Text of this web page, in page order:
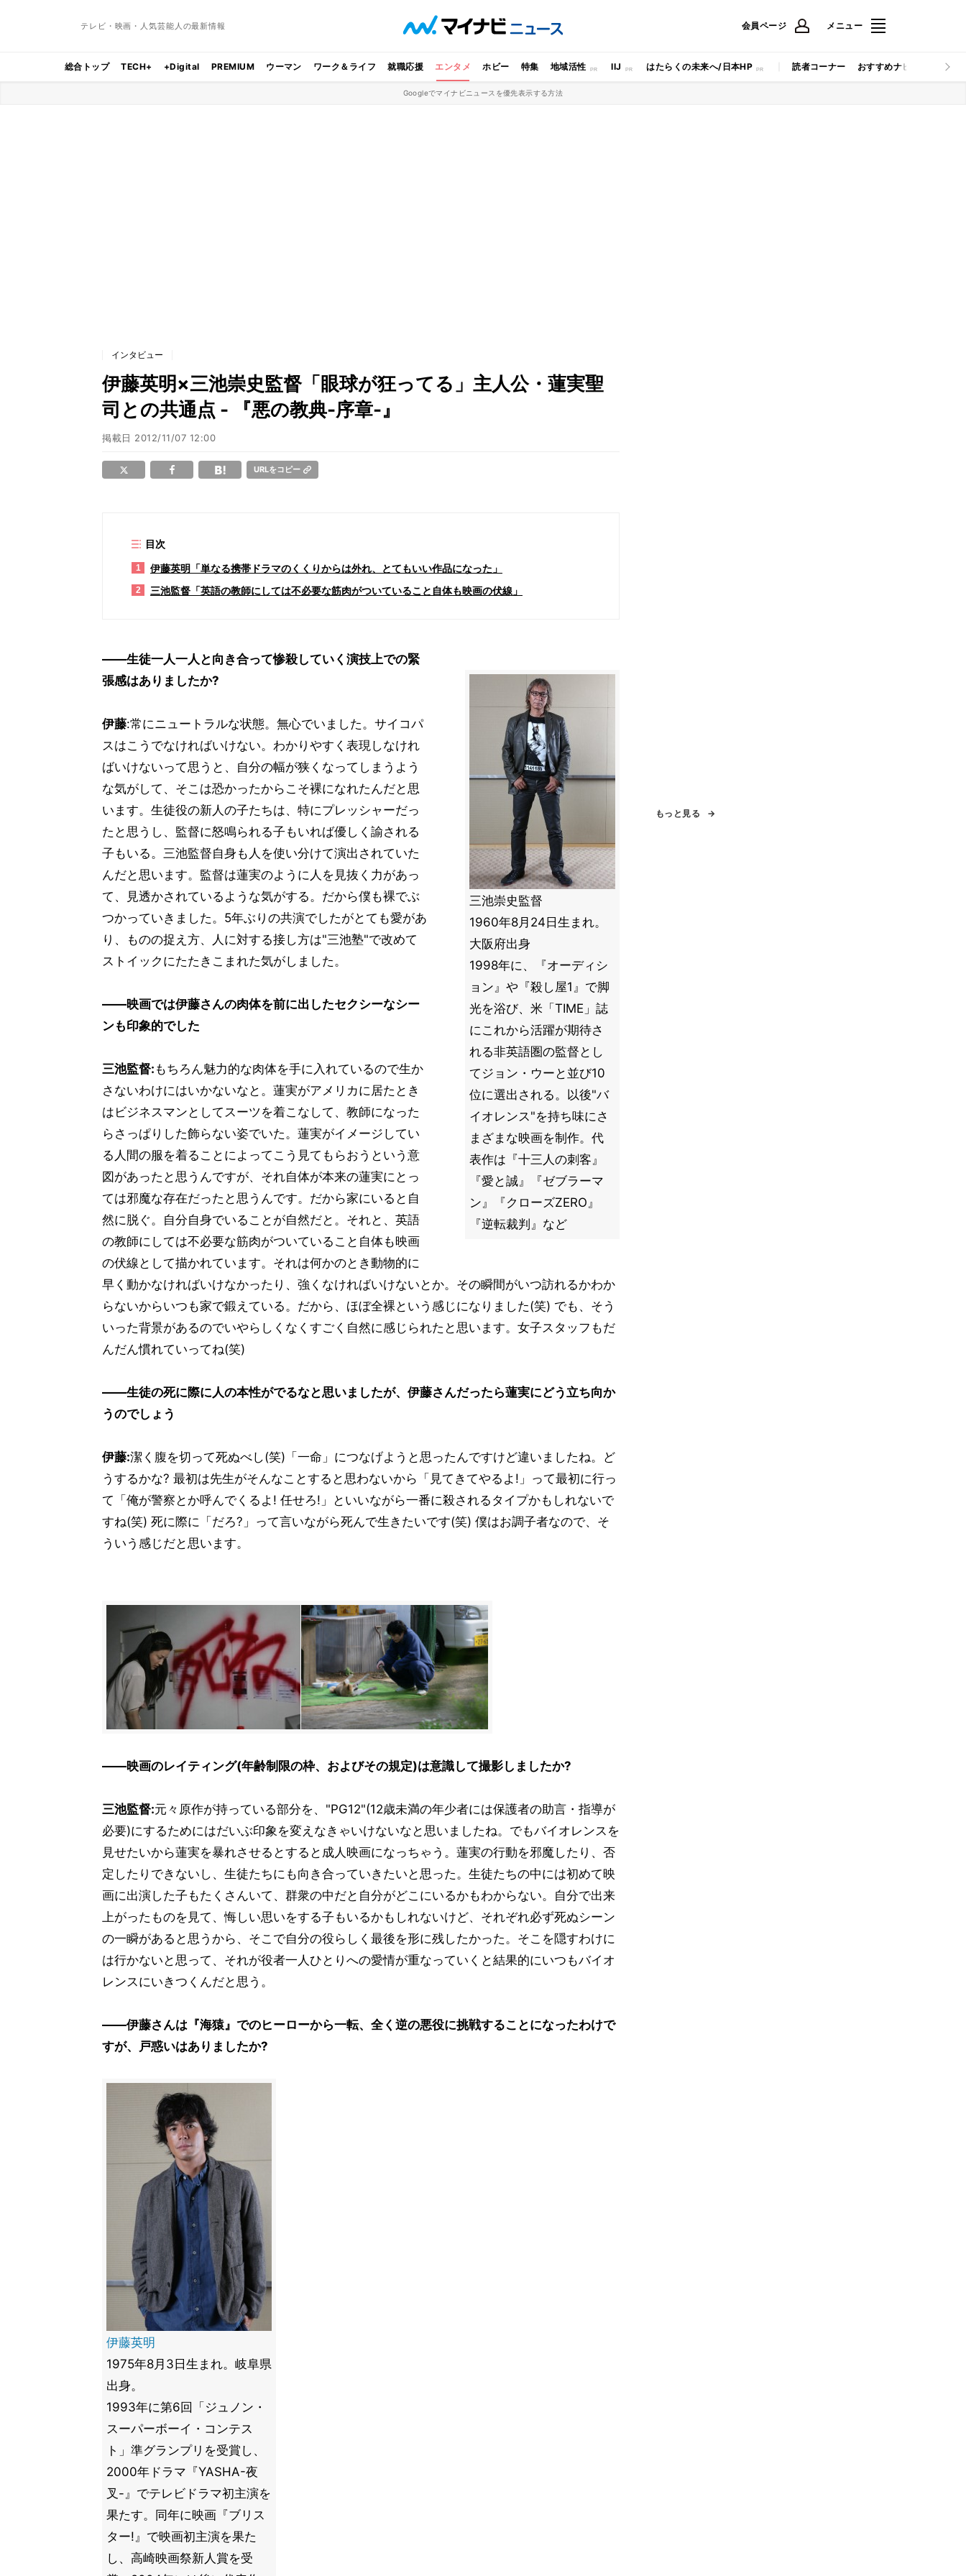
テレビ・映画・人気芸能人の最新情報 会員ページ メニュー
総合トップ TECH+ +Digital PREMIUM ウーマン ワーク＆ライフ 就職応援 エンタメ ホビー 特集 地域活性 IIJ はたらくの未来へ/日本HP 読者コーナー おすすめナビ マイナビ
Googleでマイナビニュースを優先表示する方法
インタビュー
伊藤英明×三池崇史監督「眼球が狂ってる」主人公・蓮実聖
司との共通点 - 『悪の教典-序章-』
掲載日 2012/11/07 12:00
URLをコピー
目次
1 伊藤英明「単なる携帯ドラマのくくりからは外れ、とてもいい作品になった」
2 三池監督「英語の教師にしては不必要な筋肉がついていること自体も映画の伏線」
三池崇史監督
1960年8月24日生まれ。
大阪府出身
1998年に、『オーディシ
ョン』や『殺し屋1』で脚
光を浴び、米「TIME」誌
にこれから活躍が期待さ
れる非英語圏の監督とし
てジョン・ウーと並び10
位に選出される。以後"バ
イオレンス"を持ち味にさ
まざまな映画を制作。代
表作は『十三人の刺客』
『愛と誠』『ゼブラーマ
ン』『クローズZERO』
『逆転裁判』など
――生徒一人一人と向き合って惨殺していく演技上での緊
張感はありましたか?
伊藤:常にニュートラルな状態。無心でいました。サイコパ
スはこうでなければいけない。わかりやすく表現しなけれ
ばいけないって思うと、自分の幅が狭くなってしまうよう
な気がして、そこは恐かったからこそ裸になれたんだと思
います。生徒役の新人の子たちは、特にプレッシャーだっ
たと思うし、監督に怒鳴られる子もいれば優しく諭される
子もいる。三池監督自身も人を使い分けて演出されていた
んだと思います。監督は蓮実のように人を見抜く力があっ
て、見透かされているような気がする。だから僕も裸でぶ
つかっていきました。5年ぶりの共演でしたがとても愛があ
り、ものの捉え方、人に対する接し方は"三池塾"で改めて
ストイックにたたきこまれた気がしました。
――映画では伊藤さんの肉体を前に出したセクシーなシー
ンも印象的でした
三池監督: もちろん魅力的な肉体を手に入れているので生か
さないわけにはいかないなと。蓮実がアメリカに居たとき
はビジネスマンとしてスーツを着こなして、教師になった
らさっぱりした飾らない姿でいた。蓮実がイメージしてい
る人間の服を着ることによってこう見てもらおうという意
図があったと思うんですが、それ自体が本来の蓮実にとっ
ては邪魔な存在だったと思うんです。だから家にいると自
然に脱ぐ。自分自身でいることが自然だと。それと、英語
の教師にしては不必要な筋肉がついていること自体も映画
の伏線として描かれています。それは何かのとき動物的に
早く動かなければいけなかったり、強くなければいけないとか。その瞬間がいつ訪れるかわか
らないからいつも家で鍛えている。だから、ほぼ全裸という感じになりました(笑) でも、そう
いった背景があるのでいやらしくなくすごく自然に感じられたと思います。女子スタッフもだ
んだん慣れていってね(笑)
――生徒の死に際に人の本性がでるなと思いましたが、伊藤さんだったら蓮実にどう立ち向か
うのでしょう
伊藤:潔く腹を切って死ぬべし(笑)「一命」につなげようと思ったんですけど違いましたね。ど
うするかな? 最初は先生がそんなことすると思わないから「見てきてやるよ!」って最初に行っ
て「俺が警察とか呼んでくるよ! 任せろ!」といいながら一番に殺されるタイプかもしれないで
すね(笑) 死に際に「だろ?」って言いながら死んで生きたいです(笑) 僕はお調子者なので、そ
ういう感じだと思います。
――映画のレイティング(年齢制限の枠、およびその規定)は意識して撮影しましたか?
三池監督:元々原作が持っている部分を、"PG12"(12歳未満の年少者には保護者の助言・指導が
必要)にするためにはだいぶ印象を変えなきゃいけないなと思いましたね。でもバイオレンスを
見せたいから蓮実を暴れさせるとすると成人映画になっちゃう。蓮実の行動を邪魔したり、否
定したりできないし、生徒たちにも向き合っていきたいと思った。生徒たちの中には初めて映
画に出演した子もたくさんいて、群衆の中だと自分がどこにいるかもわからない。自分で出来
上がったものを見て、悔しい思いをする子もいるかもしれないけど、それぞれ必ず死ぬシーン
の一瞬があると思うから、そこで自分の役らしく最後を形に残したかった。そこを隠すわけに
は行かないと思って、それが役者一人ひとりへの愛情が重なっていくと結果的にいつもバイオ
レンスにいきつくんだと思う。
――伊藤さんは『海猿』でのヒーローから一転、全く逆の悪役に挑戦することになったわけで
すが、戸惑いはありましたか?
伊藤英明
1975年8月3日生まれ。岐阜県
出身。
1993年に第6回「ジュノン・
スーパーボーイ・コンテス
ト」準グランプリを受賞し、
2000年ドラマ『YASHA-夜
叉-』でテレビドラマ初主演を
果たす。同年に映画『ブリス
ター!』で映画初主演を果た
し、高崎映画祭新人賞を受
もっと見る